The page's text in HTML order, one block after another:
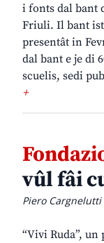
i fonts dal bant
Friuli. Il bant
presentât in
dal bant e je di
scuelis, sedi
+
vûl fâi
Piero Cargnelutti
“Vivi Ruda”,